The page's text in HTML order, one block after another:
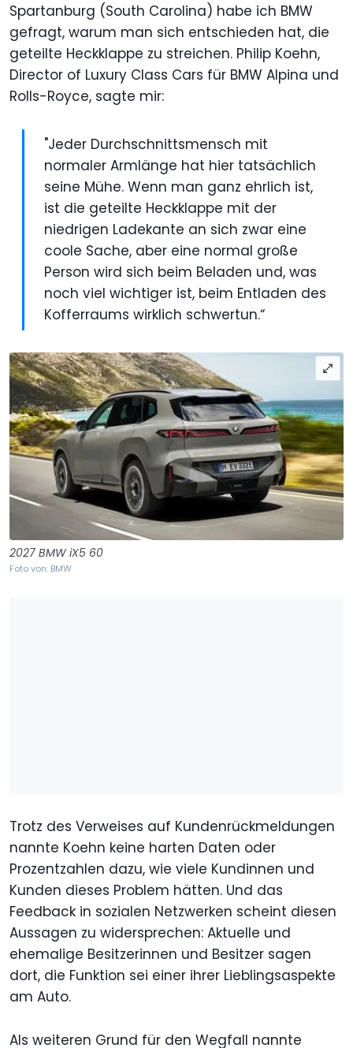
Spartanburg (South Carolina) habe ich BMW
gefragt, warum man sich entschieden hat, die
geteilte Heckklappe zu streichen. Philip Koehn,
Director of Luxury Class Cars für BMW Alpina und
Rolls-Royce, sagte mir:
"Jeder Durchschnittsmensch mit
normaler Armlänge hat hier tatsächlich
seine Mühe. Wenn man ganz ehrlich ist,
ist die geteilte Heckklappe mit der
niedrigen Ladekante an sich zwar eine
coole Sache, aber eine normal große
Person wird sich beim Beladen und, was
noch viel wichtiger ist, beim Entladen des
Kofferraums wirklich schwertun.“
2027 BMW iX5 60
Foto von: BMW
Trotz des Verweises auf Kundenrückmeldungen
nannte Koehn keine harten Daten oder
Prozentzahlen dazu, wie viele Kundinnen und
Kunden dieses Problem hätten. Und das
Feedback in sozialen Netzwerken scheint diesen
Aussagen zu widersprechen: Aktuelle und
ehemalige Besitzerinnen und Besitzer sagen
dort, die Funktion sei einer ihrer Lieblingsaspekte
am Auto.
Als weiteren Grund für den Wegfall nannte